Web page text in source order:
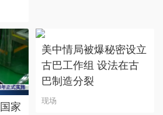
家
美中情局被爆秘密设立
古巴工作组 设法在古
巴制造分裂
现场